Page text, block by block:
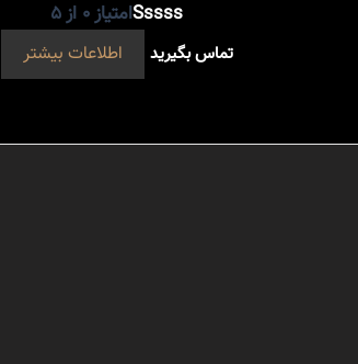
امتیاز0 از 5
تماس بگیرید اطلاعات بیشتر